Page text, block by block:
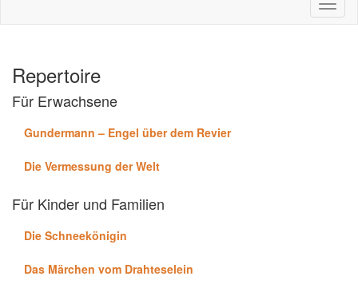
Repertoire
Für Erwachsene
Gundermann – Engel über dem Revier
Die Vermessung der Welt
Für Kinder und Familien
Die Schneekönigin
Das Märchen vom Drahteselein